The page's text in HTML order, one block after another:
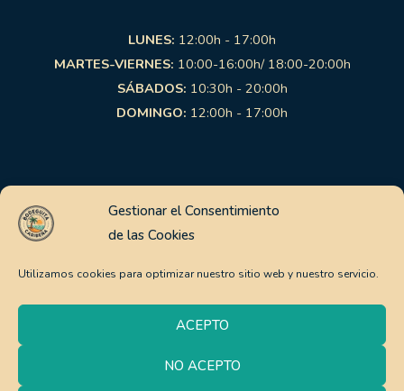
Gestionar el Consentimiento
de las Cookies
Utilizamos cookies para optimizar nuestro sitio web y nuestro servicio.
ACEPTO
NO ACEPTO
LUNES: 12:00h - 17:00h
MARTES-VIERNES: 10:00-16:00h/ 18:00-20:00h
SÁBADOS: 10:30h - 20:00h
DOMINGO: 12:00h - 17:00h
Links de interés
Aviso Legal
Política de Privacidad
Pago Seguro